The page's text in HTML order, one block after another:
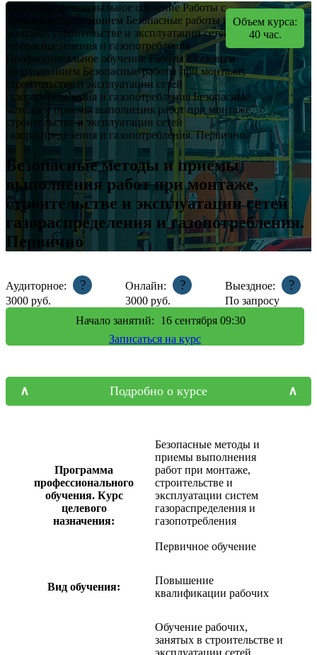
Курсы Профессиональное обучениеРаботы с
газовым оборудованием Безопасные работы при
монтаже, строительстве и эксплуатации сетей
газораспределения и газопотребления
Профессиональное обучение Работы с газовым
оборудованием Безопасные работы при монтаже,
строительстве и эксплуатации сетей
газораспределения и газопотребления Безопасные
методы и приемы выполнения работ при монтаже,
строительстве и эксплуатации сетей
газораспределения и газопотребления. Первично.
Безопасные методы и приемы
выполнения работ при монтаже,
строительстве и эксплуатации сетей
газораспределения и газопотребления.
Первично
Аудиторное: ?
3000 руб.
Онлайн: ?
3000 руб.
Выездное: ?
По запросу
Начало занятий:
16 сентября 09:30
Записаться на курс
Объем курса:
40 час.
Подробно о курсе
Программа
профессионального
обучения. Курс
целевого
назначения:
Безопасные методы и
приемы выполнения
работ при монтаже,
строительстве и
эксплуатации систем
газораспределения и
газопотребления
Первичное обучение
Вид обучения:
Повышение
квалификации рабочих
Обучение рабочих,
занятых в строительстве и